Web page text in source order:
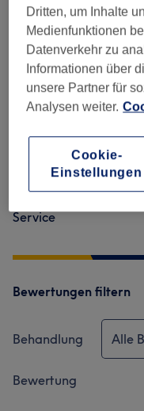
Salonbewertungen
5,0
Ambiente
Sauberkeit
Service
Bewertungen filtern
Behandlung Alle
Bewertung
Dritten, um Inhalte
Medienfunktionen
Datenverkehr zu
Informationen über
unsere Partner für
Analysen weiter.
Cookie-
Einstellungen